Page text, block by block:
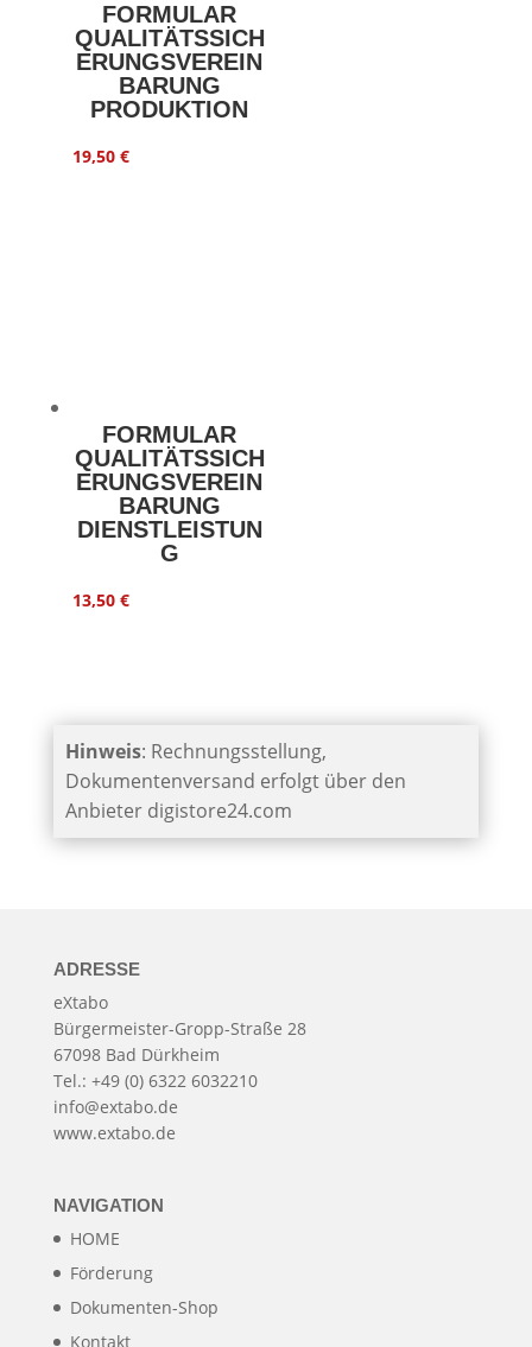
FORMULAR
QUALITÄTSSICH
ERUNGSVEREIN
BARUNG
PRODUKTION
19,50 €
FORMULAR
QUALITÄTSSICH
ERUNGSVEREIN
BARUNG
DIENSTLEISTUN
G
13,50 €
Hinweis: Rechnungsstellung,
Dokumentenversand erfolgt über den
Anbieter digistore24.com
ADRESSE
eXtabo
Bürgermeister-Gropp-Straße 28
67098 Bad Dürkheim
Tel.: +49 (0) 6322 6032210
info@extabo.de
www.extabo.de
NAVIGATION
HOME
Förderung
Dokumenten-Shop
Kontakt